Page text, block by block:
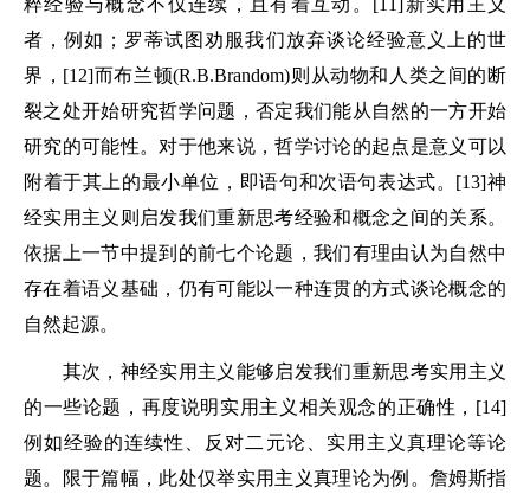
粹经验与概念不仅连续，且有着互动。[11]新实用主义
者，例如；罗蒂试图劝服我们放弃谈论经验意义上的世
界，[12]而布兰顿(R.B.Brandom)则从动物和人类之间的断
裂之处开始研究哲学问题，否定我们能从自然的一方开始
研究的可能性。对于他来说，哲学讨论的起点是意义可以
附着于其上的最小单位，即语句和次语句表达式。[13]神
经实用主义则启发我们重新思考经验和概念之间的关系。
依据上一节中提到的前七个论题，我们有理由认为自然中
存在着语义基础，仍有可能以一种连贯的方式谈论概念的
自然起源。
其次，神经实用主义能够启发我们重新思考实用主义
的一些论题，再度说明实用主义相关观念的正确性，[14]
例如经验的连续性、反对二元论、实用主义真理论等论
题。限于篇幅，此处仅举实用主义真理论为例。詹姆斯指